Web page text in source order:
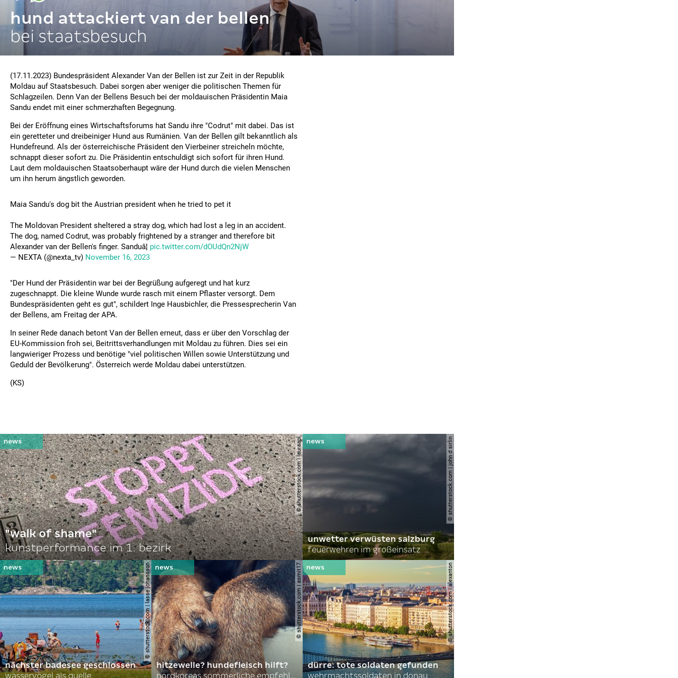
hund attackiert van der bellen
bei staatsbesuch
(17.11.2023) Bundespräsident Alexander Van der Bellen ist zur Zeit in der Republik
Moldau auf Staatsbesuch. Dabei sorgen aber weniger die politischen Themen für
Schlagzeilen. Denn Van der Bellens Besuch bei der moldauischen Präsidentin Maia
Sandu endet mit einer schmerzhaften Begegnung.
Bei der Eröffnung eines Wirtschaftsforums hat Sandu ihre "Codrut" mit dabei. Das ist
ein geretteter und dreibeiniger Hund aus Rumänien. Van der Bellen gilt bekanntlich als
Hundefreund. Als der österreichische Präsident den Vierbeiner streicheln möchte,
schnappt dieser sofort zu. Die Präsidentin entschuldigt sich sofort für ihren Hund.
Laut dem moldauischen Staatsoberhaupt wäre der Hund durch die vielen Menschen
um ihn herum ängstlich geworden.
Maia Sandu's dog bit the Austrian president when he tried to pet it
The Moldovan President sheltered a stray dog, which had lost a leg in an accident.
The dog, named Codrut, was probably frightened by a stranger and therefore bit
Alexander van der Bellen's finger. Sanduâ¦ pic.twitter.com/dOUdQn2NjW
— NEXTA (@nexta_tv) November 16, 2023
"Der Hund der Präsidentin war bei der Begrüßung aufgeregt und hat kurz
zugeschnappt. Die kleine Wunde wurde rasch mit einem Pflaster versorgt. Dem
Bundespräsidenten geht es gut", schildert Inge Hausbichler, die Pressesprecherin Van
der Bellens, am Freitag der APA.
In seiner Rede danach betont Van der Bellen erneut, dass er über den Vorschlag der
EU-Kommission froh sei, Beitrittsverhandlungen mit Moldau zu führen. Dies sei ein
langwieriger Prozess und benötige "viel politischen Willen sowie Unterstützung und
Geduld der Bevölkerung". Österreich werde Moldau dabei unterstützen.
(KS)
© shutterstock.com | lauraapl
"walk of shame"
kunstperformance im 1. bezirk
© shutterstock.com | john d sirlin
unwetter verwüsten salzburg
feuerwehren im großeinsatz
© shutterstock.com | lasse johansson
nächster badesee geschlossen
wasservögel als quelle
© shutterstock.com | asmit17
hitzewelle? hundefleisch hilft?
nordkoreas sommerliche empfehlungen
© shutterstock.com | alexanton
dürre: tote soldaten gefunden
wehrmachtssoldaten in donau